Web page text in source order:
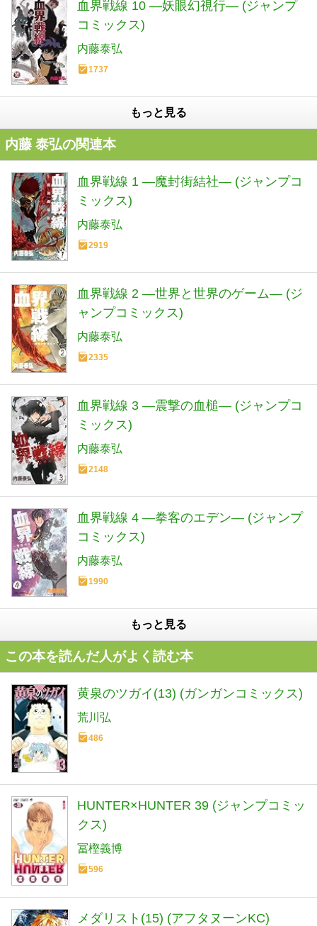
血界戦線 10 ―妖眼幻視行― (ジャンプ
コミックス)
内藤泰弘
1737
もっと見る
内藤 泰弘の関連本
血界戦線 1 ―魔封街結社― (ジャンプコ
ミックス)
内藤泰弘
2919
血界戦線 2 ―世界と世界のゲーム― (ジ
ャンプコミックス)
内藤泰弘
2335
血界戦線 3 ―震撃の血槌― (ジャンプコ
ミックス)
内藤泰弘
2148
血界戦線 4 ―拳客のエデン― (ジャンプ
コミックス)
内藤泰弘
1990
もっと見る
この本を読んだ人がよく読む本
黄泉のツガイ(13) (ガンガンコミックス)
荒川弘
486
HUNTER×HUNTER 39 (ジャンプコミッ
クス)
冨樫義博
596
メダリスト(15) (アフタヌーンKC)